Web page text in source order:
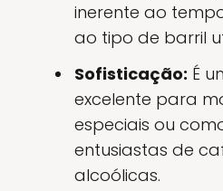
inerente ao
ao tipo de barril
Sofisticação: É
excelente para
especiais ou
entusiastas de
alcoólicas.